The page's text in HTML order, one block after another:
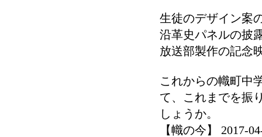
生徒のデザイン案
沿革史パネルの披
放送部製作の記念
これからの幟町中
て、これまでを振
しょうか。
【幟の今】 2017-